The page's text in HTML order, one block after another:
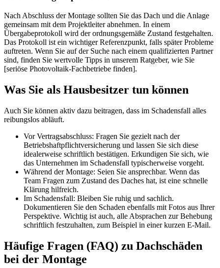
Nach Abschluss der Montage sollten Sie das Dach und die Anlage
gemeinsam mit dem Projektleiter abnehmen. In einem
Übergabeprotokoll wird der ordnungsgemäße Zustand festgehalten.
Das Protokoll ist ein wichtiger Referenzpunkt, falls später Probleme
auftreten. Wenn Sie auf der Suche nach einem qualifizierten Partner
sind, finden Sie wertvolle Tipps in unserem Ratgeber, wie Sie
[seriöse Photovoltaik-Fachbetriebe finden].
Was Sie als Hausbesitzer tun können
Auch Sie können aktiv dazu beitragen, dass im Schadensfall alles
reibungslos abläuft.
Vor Vertragsabschluss: Fragen Sie gezielt nach der
Betriebshaftpflichtversicherung und lassen Sie sich diese
idealerweise schriftlich bestätigen. Erkundigen Sie sich, wie
das Unternehmen im Schadensfall typischerweise vorgeht.
Während der Montage: Seien Sie ansprechbar. Wenn das
Team Fragen zum Zustand des Daches hat, ist eine schnelle
Klärung hilfreich.
Im Schadensfall: Bleiben Sie ruhig und sachlich.
Dokumentieren Sie den Schaden ebenfalls mit Fotos aus Ihrer
Perspektive. Wichtig ist auch, alle Absprachen zur Behebung
schriftlich festzuhalten, zum Beispiel in einer kurzen E-Mail.
Häufige Fragen (FAQ) zu Dachschäden
bei der Montage